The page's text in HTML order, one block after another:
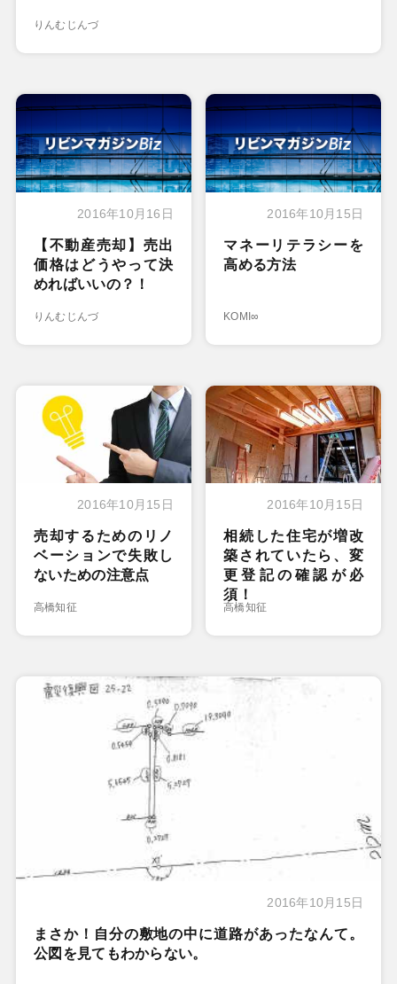
りんむじんづ
2016年10月16日
【不動産売却】売出
価格はどうやって決
めればいいの？！
りんむじんづ
2016年10月15日
マネーリテラシーを
高める方法
KOMI∞
2016年10月15日
売却するためのリノ
ベーションで失敗し
ないための注意点
高橋知征
2016年10月15日
相続した住宅が増改
築されていたら、変
更登記の確認が必
須！
高橋知征
2016年10月15日
まさか！自分の敷地の中に道路があったなんて。
公図を見てもわからない。